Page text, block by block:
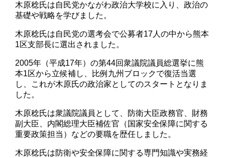
木原稔氏は自民党かながわ政治大学校に入り、政治の
基礎や戦略を学びました。
木原稔氏は自民党の選考会で公募者17人の中から熊本
1区支部長に選出されました。
2005年（平成17年）の第44回衆議院議員総選挙に熊
本1区から立候補し、比例九州ブロックで復活当選
し、これが木原氏の政治家としてのスタートとなりま
した。
木原稔氏は衆議院議員として、防衛大臣政務官、財務
副大臣、内閣総理大臣補佐官（国家安全保障に関する
重要政策担当）などの要職を歴任しました。
木原稔氏は防衛や安全保障に関する専門知識や実務経